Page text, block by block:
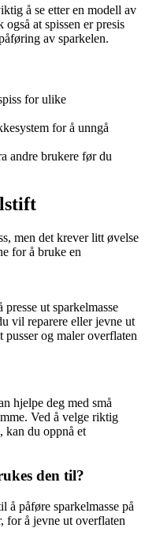
å se etter en modell av
at spissen er presis
av sparkelen.
for ulike
for å unngå
andre brukere før du
men det krever litt øvelse
for å bruke en
ut sparkelmasse
vil reparere eller jevne ut
og maler overflaten
hjelpe deg med små
Ved å velge riktig
kan du oppnå et
den til?
å påføre sparkelmasse på
for å jevne ut overflaten